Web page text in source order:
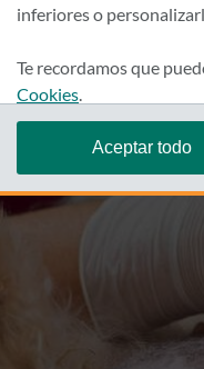
inferiores o
Te recordamos que
Cookies.
Aceptar todo